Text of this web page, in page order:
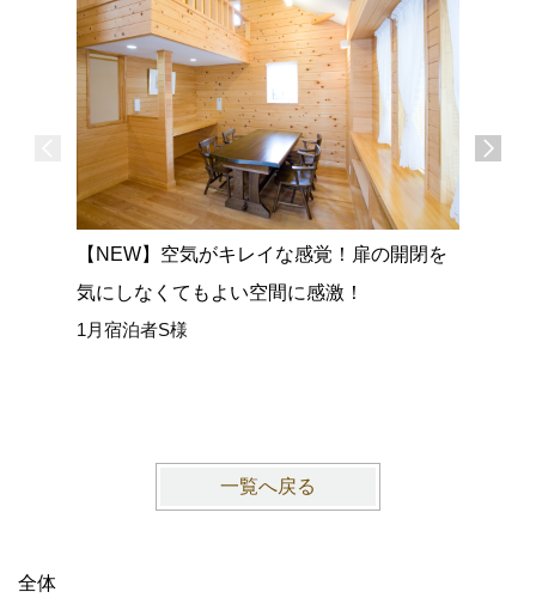
【NEW】空気がキレイな感覚！扉の開閉を
気にしなくてもよい空間に感激！
1月宿泊者S様
一覧へ戻る
全体